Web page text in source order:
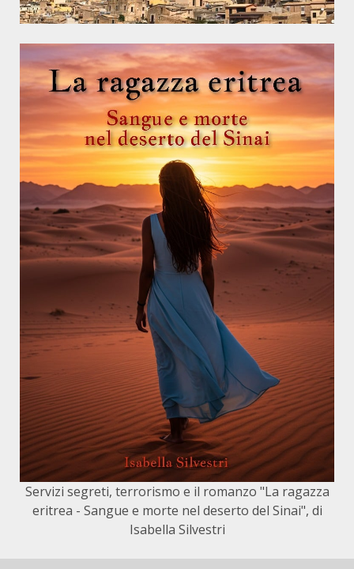
Servizi segreti, terrorismo e il romanzo "La ragazza
eritrea - Sangue e morte nel deserto del Sinai", di
Isabella Silvestri